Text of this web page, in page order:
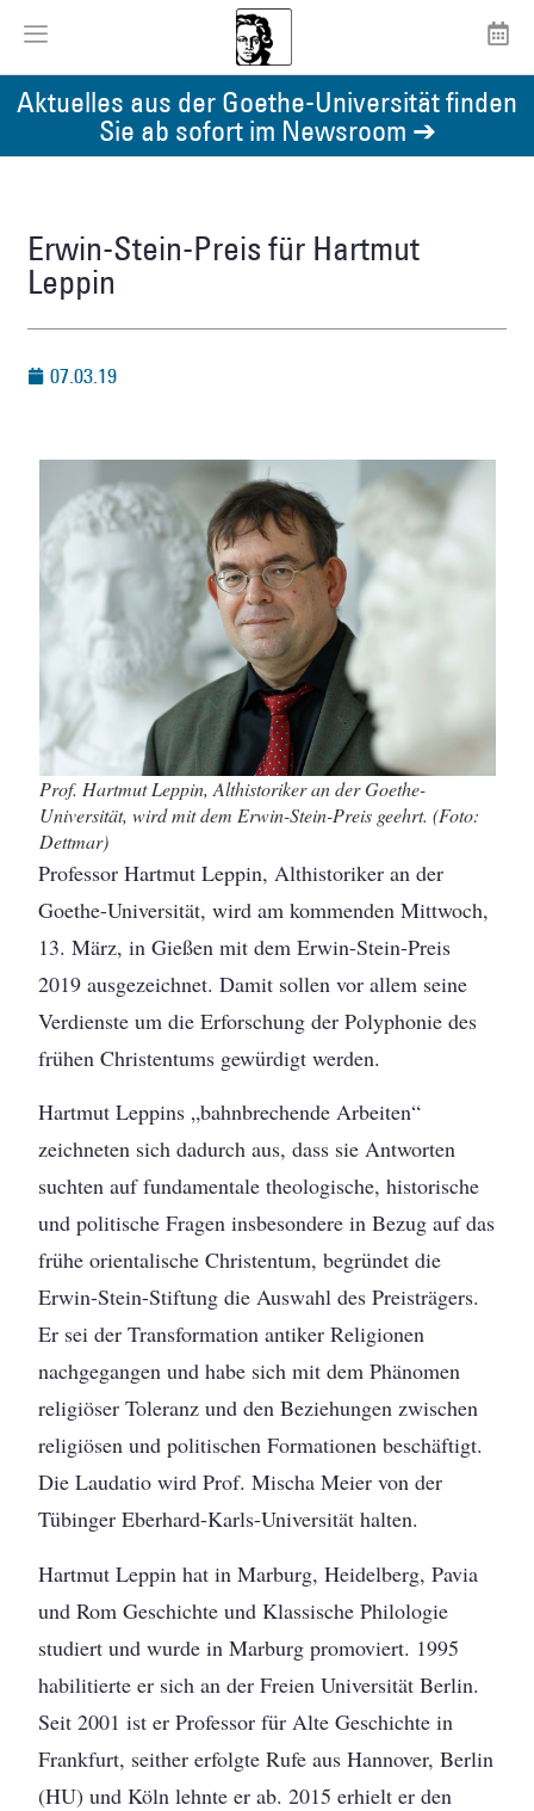
Aktuelles aus der Goethe-Universität finden
Sie ab sofort im Newsroom ➔
Erwin-Stein-Preis für Hartmut
Leppin
07.03.19
Prof. Hartmut Leppin, Althistoriker an der Goethe-
Universität, wird mit dem Erwin-Stein-Preis geehrt. (Foto:
Dettmar)
Professor Hartmut Leppin, Althistoriker an der
Goethe-Universität, wird am kommenden Mittwoch,
13. März, in Gießen mit dem Erwin-Stein-Preis
2019 ausgezeichnet. Damit sollen vor allem seine
Verdienste um die Erforschung der Polyphonie des
frühen Christentums gewürdigt werden.
Hartmut Leppins „bahnbrechende Arbeiten“
zeichneten sich dadurch aus, dass sie Antworten
suchten auf fundamentale theologische, historische
und politische Fragen insbesondere in Bezug auf das
frühe orientalische Christentum, begründet die
Erwin-Stein-Stiftung die Auswahl des Preisträgers.
Er sei der Transformation antiker Religionen
nachgegangen und habe sich mit dem Phänomen
religiöser Toleranz und den Beziehungen zwischen
religiösen und politischen Formationen beschäftigt.
Die Laudatio wird Prof. Mischa Meier von der
Tübinger Eberhard-Karls-Universität halten.
Hartmut Leppin hat in Marburg, Heidelberg, Pavia
und Rom Geschichte und Klassische Philologie
studiert und wurde in Marburg promoviert. 1995
habilitierte er sich an der Freien Universität Berlin.
Seit 2001 ist er Professor für Alte Geschichte in
Frankfurt, seither erfolgte Rufe aus Hannover, Berlin
(HU) und Köln lehnte er ab. 2015 erhielt er den